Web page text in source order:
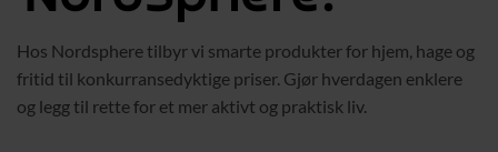
Hos Nordsphere tilbyr vi smarte produkter for hjem, hage og
fritid til konkurransedyktige priser. Gjør hverdagen enklere
og legg til rette for et mer aktivt og praktisk liv.